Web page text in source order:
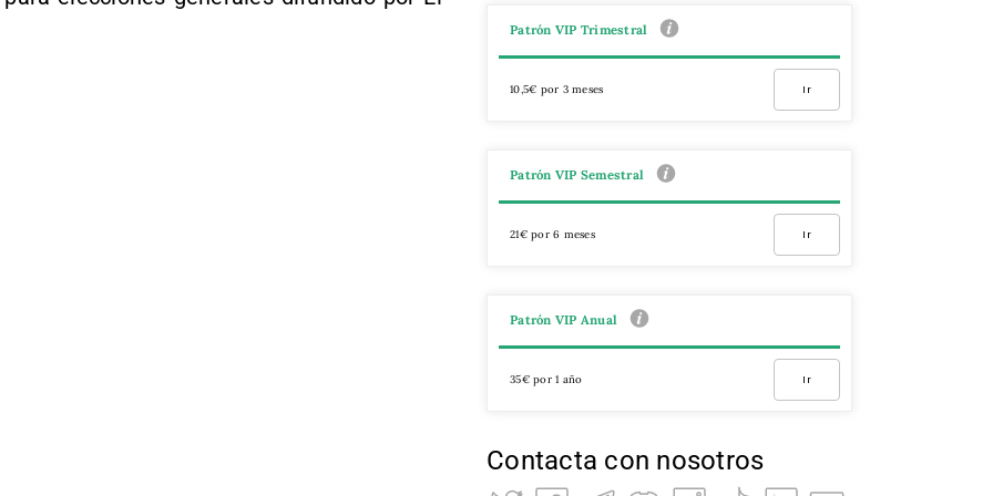
Patrón VIP Trimestral
10,5€ por 3 meses Ir
Patrón VIP Semestral
21€ por 6 meses Ir
Patrón VIP Anual
35€ por 1 año Ir
Contacta con nosotros